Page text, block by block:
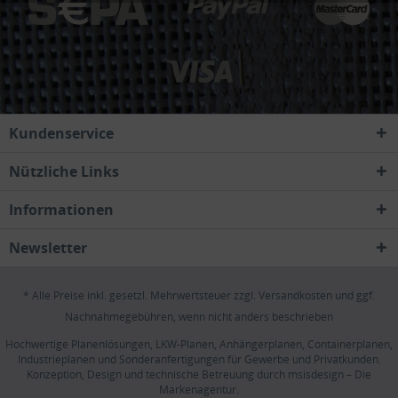
Kundenservice
Nützliche Links
Informationen
Newsletter
* Alle Preise inkl. gesetzl. Mehrwertsteuer zzgl. Versandkosten und ggf.
Nachnahmegebühren, wenn nicht anders beschrieben
Hochwertige Planenlösungen, LKW-Planen, Anhängerplanen, Containerplanen,
Industrieplanen und Sonderanfertigungen für Gewerbe und Privatkunden.
Konzeption, Design und technische Betreuung durch msisdesign – Die
Markenagentur.